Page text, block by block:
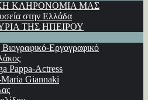
ΚΛΗΡΟΝΟΜΙΑ ΜΑΣ
στην Ελλάδα
ΤΗΣ ΗΠΕΙΡΟΥ
Εργογραφικό
Pappa-Αctress
Giannaki